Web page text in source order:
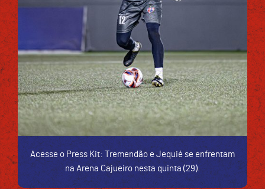
Acesse o Press Kit: Tremendão e Jequié se enfrentam
na Arena Cajueiro nesta quinta (29).